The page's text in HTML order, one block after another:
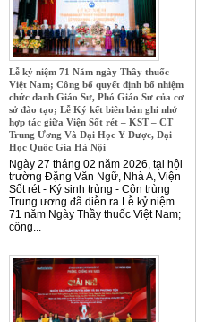
Lễ kỷ niệm 71 Năm ngày Thầy thuốc
Việt Nam; Công bố quyết định bổ nhiệm
chức danh Giáo Sư, Phó Giáo Sư của cơ
sở đào tạo; Lễ Ký kết biên bản ghi nhớ
hợp tác giữa Viện Sốt rét – KST – CT
Trung Ương Và Đại Học Y Dược, Đại
Học Quốc Gia Hà Nội
Ngày 27 tháng 02 năm 2026, tại hội
trường Đặng Văn Ngữ, Nhà A, Viện
Sốt rét - Ký sinh trùng - Côn trùng
Trung ương đã diễn ra Lễ kỷ niệm
71 năm Ngày Thầy thuốc Việt Nam;
công...